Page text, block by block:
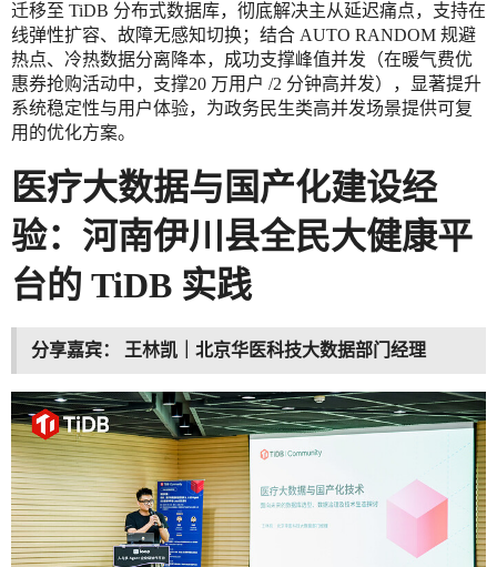
迁移至 TiDB 分布式数据库，彻底解决主从延迟痛点，支持在
线弹性扩容、故障无感知切换；结合 AUTO RANDOM 规避
热点、冷热数据分离降本，成功支撑峰值并发（在暖气费优
惠券抢购活动中，支撑20 万用户 /2 分钟高并发），显著提升
系统稳定性与用户体验，为政务民生类高并发场景提供可复
用的优化方案。
医疗大数据与国产化建设经
验：河南伊川县全民大健康平
台的 TiDB 实践
分享嘉宾： 王林凯｜北京华医科技大数据部门经理